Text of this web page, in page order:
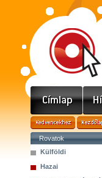
Rovatok
Külföldi
Hazai